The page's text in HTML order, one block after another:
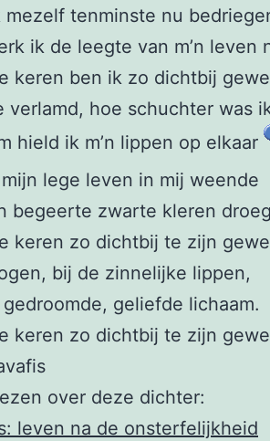
mezelf tenminste nu
ik de leegte van m’n leven
keren ben ik zo dichtbij
verlamd, hoe schuchter was
hield ik m’n lippen op elkaar
lege leven in mij weende
begeerte zwarte kleren
keren zo dichtbij te zijn
bij de zinnelijke lippen,
geliefde lichaam.
keren zo dichtbij te zijn
over deze dichter:
leven na de onsterfelijkheid